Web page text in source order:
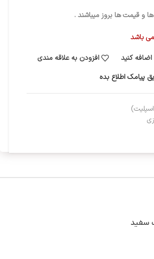
و قیمت ها بروز میباشند .
باشد
کنید
افزودن به علاقه مندی
پیامک اطلاع بده